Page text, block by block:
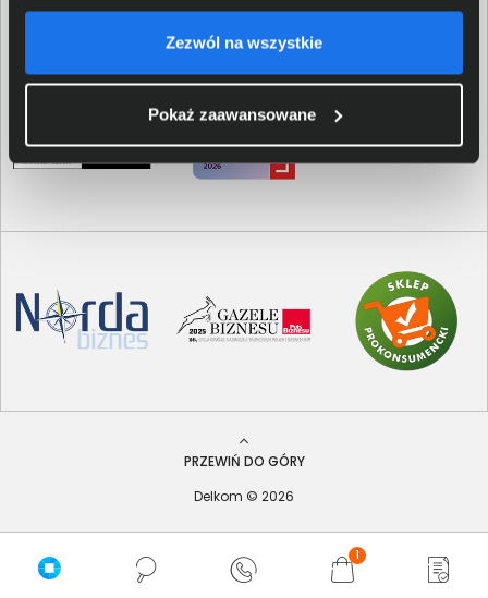
Zezwól na wszystkie
Pokaż zaawansowane
1
PRZEWIŃ DO GÓRY
Delkom © 2026